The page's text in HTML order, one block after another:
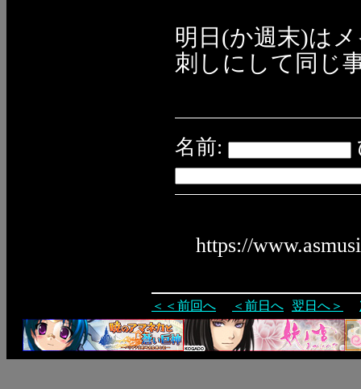
明日(か週末)は
刺しにして同じ
名前:
https://
＜＜前回へ ＜前日へ 翌日へ＞